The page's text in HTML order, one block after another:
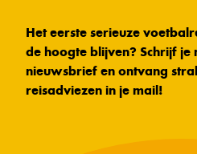
Het eerste serieuze
de hoogte blijven? Schrijf je
nieuwsbrief en ontvang
reisadviezen in je mail!